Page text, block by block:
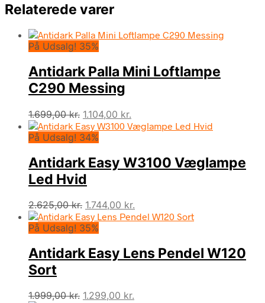
Relaterede varer
På Udsalg! 35%
Antidark Palla Mini Loftlampe
C290 Messing
1.699,00kr. Den
oprindelige
pris
1.699,00 kr..
1.104,00 kr.
aktuelle
1.104,00 kr..
På Udsalg! 34%
Antidark Easy W3100 Væglampe
Led Hvid
2.625,00kr. Den
oprindelige
pris
2.625,00 kr..
1.744,00 kr.
aktuelle
1.744,00 kr..
På Udsalg! 35%
Antidark Easy Lens Pendel W120
Sort
1.999,00kr. Den
1.299,00 kr.